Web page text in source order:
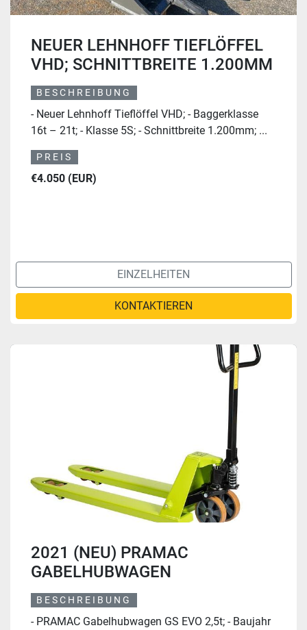
NEUER LEHNHOFF TIEFLÖFFEL
VHD; SCHNITTBREITE 1.200MM
BESCHREIBUNG
- Neuer Lehnhoff Tieflöffel VHD; - Baggerklasse
16t – 21t; - Klasse 5S; - Schnittbreite 1.200mm; ...
PREIS
€4.050 (EUR)
EINZELHEITEN
KONTAKTIEREN
2021 (NEU) PRAMAC
GABELHUBWAGEN
BESCHREIBUNG
- PRAMAC Gabelhubwagen GS EVO 2,5t; - Baujahr